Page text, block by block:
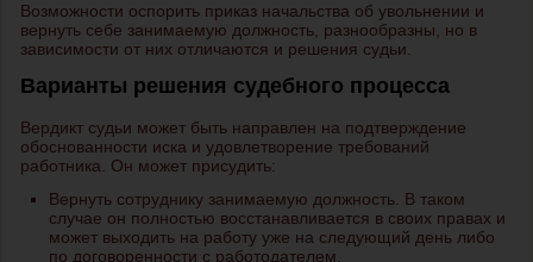
Возможности оспорить приказ начальства об увольнении и
вернуть себе занимаемую должность, разнообразны, но в
зависимости от них отличаются и решения судьи.
Варианты решения судебного процесса
Вердикт судьи может быть направлен на подтверждение
обоснованности иска и удовлетворение требований
работника. Он может присудить:
Вернуть сотруднику занимаемую должность. В таком
случае он полностью восстанавливается в своих правах и
может выходить на работу уже на следующий день либо
по договоренности с работодателем.